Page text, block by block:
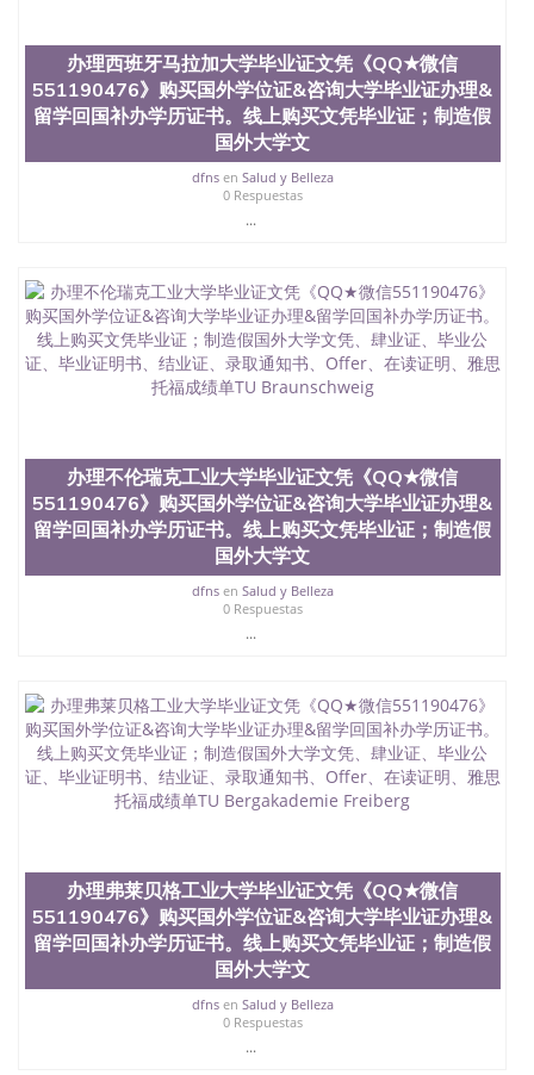
University）圣何塞州立大学毕业证（San Jose State
University）圣何塞州立大学成绩单（San Jose State
University）圣何塞州立大学成绩单（ San Jose State
University）圣何塞州立大学成绩单（San Jose State
University）成绩单圣何塞州立大学文凭（San Jose
State University）圣何塞州立大学（San Jose State
University）圣何塞州立大学（San Jose State
University）圣何塞州立大学文凭（San Jose State
University）文凭圣何塞州立大学文凭（San Jose
State University）圣何塞州立大学学历（ San Jose
State University）圣何塞州立大学学历（San Jose
State University）圣何塞州立大学学历（San Jose
State University）圣 塞州立大学学历（San Jose
University）圣何塞州立大学（San Jose State
University）圣何塞州立大学（San Jose State
University）圣何塞州立大学学位证（San Jose State
University）圣何塞州立大学学位证（San Jose State
University）圣何塞州立大学学位证（San Jose State
University）圣何塞州立大学（San Jose State
University）圣何塞州立大学（San Jose State
University）圣何塞州立大学（San Jose State
University）圣何塞州立大学（San Jose State
University）圣何塞州立大学结业证（San Jose State
University）圣何塞州立大学结业证（San Jose State
University）圣何塞州立大学结业证（San Jose State
University）圣何塞州立大学学位证（San Jose State
University）圣何塞州立大学学位证（San Jose State
Jose State University）圣何塞州立大学学历证书
（San Jose State University）澳洲读书未毕业找人做
文凭学位qq微信551190476澳洲读CQU中央昆士兰大
学学历 绩单购买学位证书/澳洲读本科硕士做文凭/购
买澳洲大学毕业证成绩单假文凭学历
offieUniversityofSouthernQueensland 澳洲读书未毕
业找人做文凭学位qq微信551190476澳洲读CQU中央
昆士兰大学学历成绩单购买学位证书/澳洲读本科硕
士做文凭/购买澳洲大学毕业证成绩单假文凭学历办
办理西班牙马拉加大学毕业证文凭《QQ★微信
551190476》购买国外学位证&咨询大学毕业证办理&
留学回国补办学历证书。线上购买文凭毕业证；制造假
国外大学文
dfnsen Salud y Belleza
0 Respuestas
...
办理不伦瑞克工业大学毕业证文凭《QQ★微信
551190476》购买国外学位证&咨询大学毕业证办理&
留学回国补办学历证书。线上购买文凭毕业证；制造假
国外大学文
dfnsen Salud y Belleza
0 Respuestas
...
办理弗莱贝格工业大学毕业证文凭《QQ★微信
551190476》购买国外学位证&咨询大学毕业证办理&
留学回国补办学历证书。线上购买文凭毕业证；制造假
国外大学文
dfnsen Salud y Belleza
0 Respuestas
...